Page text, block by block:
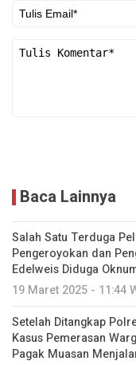
Baca Lainnya
Salah Satu Terduga
Pengeroyokan dan
Edelweis Diduga
19 Maret 2025 - 11:44
Setelah Ditangkap
Kasus Pemerasan
Pagak Muasan